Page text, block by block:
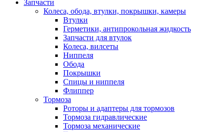
Запчасти
Колеса, обода, втулки, покрышки, камеры
Втулки
Герметики, антипрокольная жидкость
Запчасти для втулок
Колеса, вилсеты
Ниппеля
Обода
Покрышки
Спицы и ниппеля
Флиппер
Тормоза
Роторы и адаптеры для тормозов
Тормоза гидравлические
Тормоза механические